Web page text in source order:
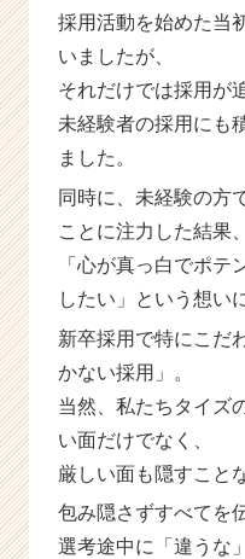
ャ
リ
（C
e
r
a
r
e
e
r）
採用活動を始めた当
いましたが、
それだけでは採用が
未経験者の採用にも
ました。
同時に、未経験の方
ことに注力した結果、
「心が真っ白でポテ
したい」という想い
新卒採用で特にこだ
かない採用」。
当然、私たちタイズ
い面だけでなく、
厳しい面も隠すこと
包み隠さずすべてを
選考途中に「違うな